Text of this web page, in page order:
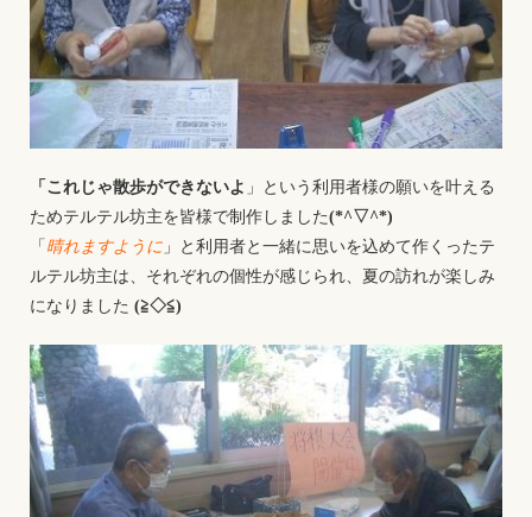
「これじゃ散歩ができないよ 」という利用者様の願いを叶える
ためテルテル坊主を皆様で制作しました(*^▽^*)
「 晴れますように 」と利用者と一緒に思いを込めて作くったテ
ルテル坊主は、それぞれの個性が感じられ、夏の訪れが楽しみ
になりました (≧◇≦)